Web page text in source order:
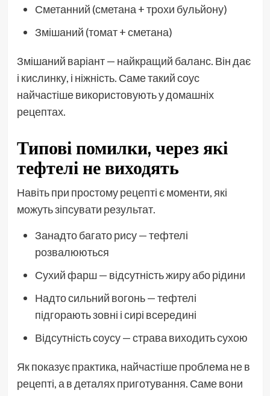
Сметанний (сметана + трохи бульйону)
Змішаний (томат + сметана)
Змішаний варіант — найкращий баланс. Він дає
і кислинку, і ніжність. Саме такий соус
найчастіше використовують у домашніх
рецептах.
Типові помилки, через які
тефтелі не виходять
Навіть при простому рецепті є моменти, які
можуть зіпсувати результат.
Занадто багато рису — тефтелі
розвалюються
Сухий фарш — відсутність жиру або рідини
Надто сильний вогонь — тефтелі
підгорають зовні і сирі всередині
Відсутність соусу — страва виходить сухою
Як показує практика, найчастіше проблема не в
рецепті, а в деталях приготування. Саме вони